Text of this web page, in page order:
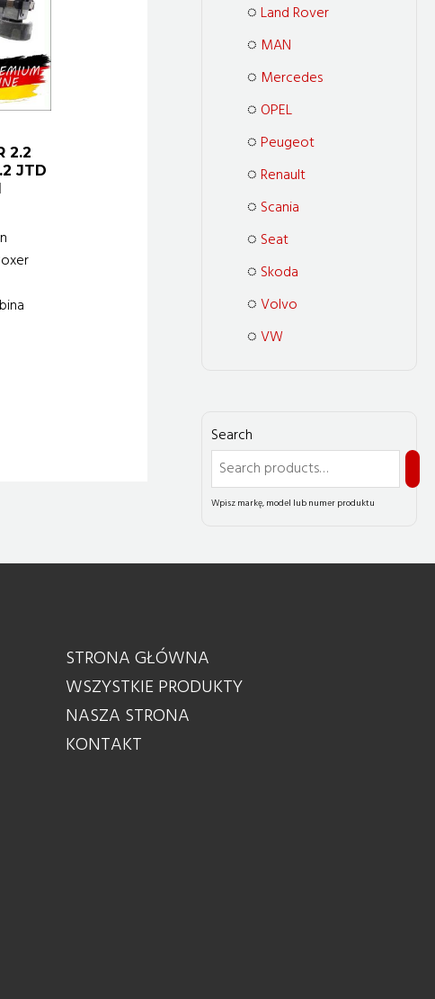
2.2
JTD
Land Rover
MAN
Mercedes
OPEL
Peugeot
Renault
Scania
Seat
Skoda
Volvo
VW
Search
STRONA GŁÓWNA
WSZYSTKIE PRODUKTY
NASZA STRONA
KONTAKT